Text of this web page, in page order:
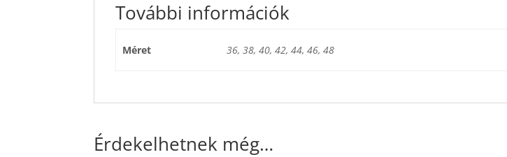
További információk
Méret 36, 38, 40, 42, 44, 46, 48
Érdekelhetnek még…